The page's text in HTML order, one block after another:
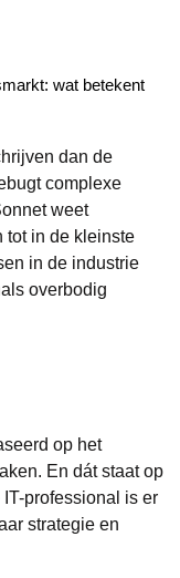
wat betekent
dan de
complexe
weet
tot in de kleinste
in de industrie
overbodig
op het
En dát staat op
professional is er
strategie en